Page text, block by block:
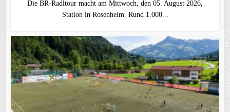
Die BR-Radltour macht am Mittwoch, den 05. August 2026,
Station in Rosenheim. Rund 1.000...